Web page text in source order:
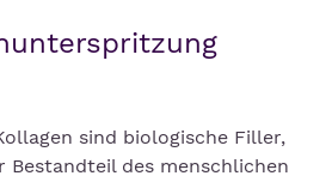
sind biologische Filler,
Bestandteil des menschlichen